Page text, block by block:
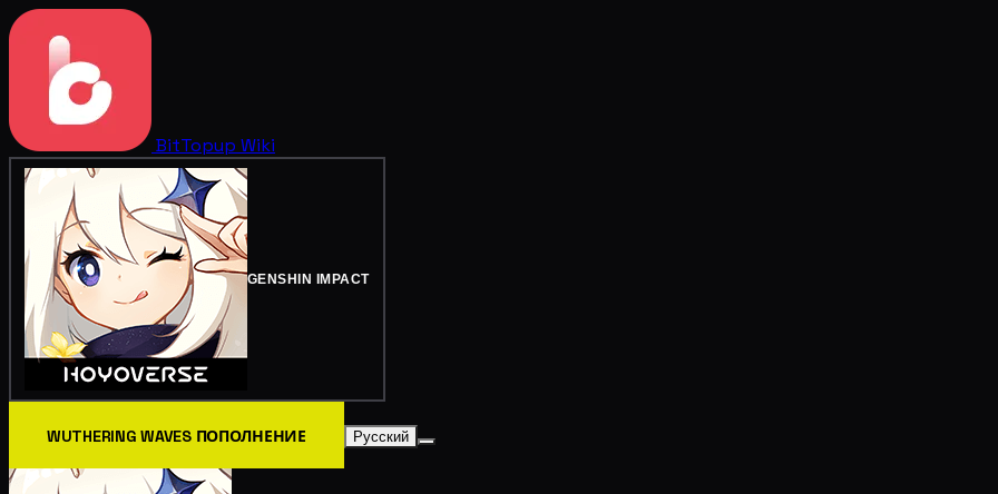
BitTopup Wiki
GENSHIN IMPACT
WUTHERING WAVES ПОПОЛНЕНИЕ Русский